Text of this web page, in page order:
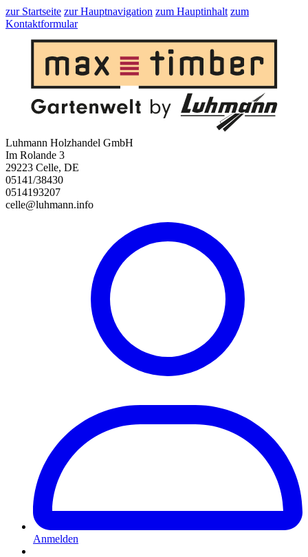
zur Startseite zur Hauptnavigation zum Hauptinhalt zum
Kontaktformular
Luhmann Holzhandel GmbH
Im Rolande 3
29223 Celle, DE
05141/38430
0514193207
celle@luhmann.info
Anmelden